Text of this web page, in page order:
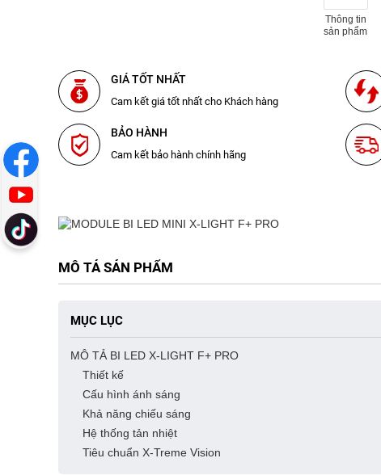
Thông tin
sản phẩm
GIÁ TỐT NHẤT
Cam kết giá tốt nhất cho Khách hàng
BẢO HÀNH
Cam kết bảo hành chính hãng
MÔ TẢ SẢN PHẨM
MỤC LỤC
MÔ TẢ BI LED X-LIGHT F+ PRO
Thiết kế
Cấu hình ánh sáng
Khả năng chiếu sáng
Hệ thống tản nhiệt
Tiêu chuẩn X-Treme Vision